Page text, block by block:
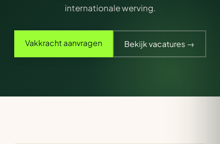
internationale werving.
Vakkracht aanvragen Bekijk vacatures →